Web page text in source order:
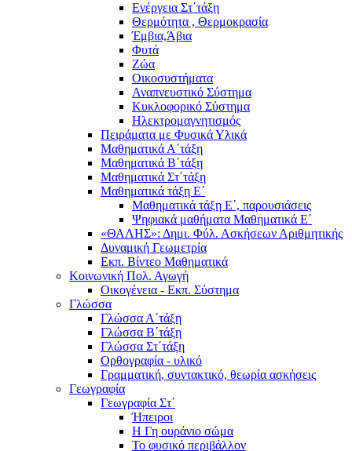
Ενέργεια Στ΄τάξη
Θερμότητα , Θερμοκρασία
Έμβια,Άβια
Φυτά
Ζώα
Οικοσυστήματα
Αναπνευστικό Σύστημα
Κυκλοφορικό Σύστημα
Ηλεκτρομαγνητισμός
Πειράματα με Φυσικά Υλικά
Μαθηματικά Α΄τάξη
Μαθηματικά Β΄τάξη
Μαθηματικά Στ΄τάξη
Μαθηματικά τάξη Ε΄
Μαθηματικά τάξη Ε΄, παρουσιάσεις
Ψηφιακά μαθήματα Μαθηματικά Ε΄
«ΘΑΛΗΣ»: Δημι. Φύλ. Ασκήσεων Αριθμητικής
Δυναμική Γεωμετρία
Εκπ. Βίντεο Μαθηματικά
Κοινωνική Πολ. Αγωγή
Οικογένεια - Εκπ. Σύστημα
Γλώσσα
Γλώσσα Α΄τάξη
Γλώσσα Β΄τάξη
Γλώσσα Στ΄τάξη
Ορθογραφία - υλικό
Γραμματική, συντακτικό, θεωρία ασκήσεις
Γεωγραφία
Γεωγραφία Στ΄
Ήπειροι
Η Γη ουράνιο σώμα
Το φυσικό περιβάλλον